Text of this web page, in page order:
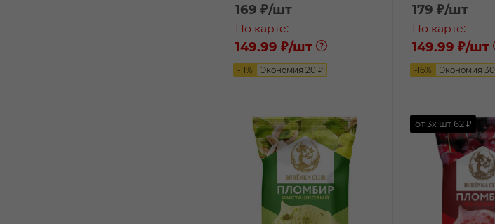
169 ₽/шт
По карте:
149.99 ₽/шт
-11% Экономия 20 ₽
179 ₽/шт
По карте:
149.99 ₽/шт
-16% Экономия 30
от 3х шт 62 ₽